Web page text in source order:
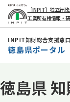
文
へ
［INPIT］独立行政
工業所有権情報・
INPIT知財総合支援窓口
徳島県ポータル
徳島県